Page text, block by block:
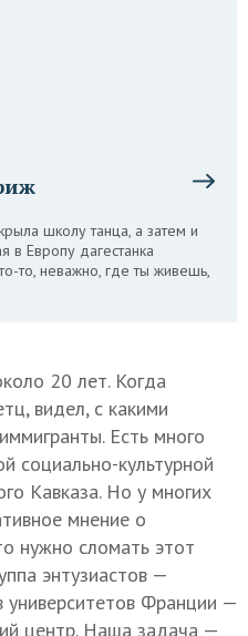
школу танца, а затем и
в Европу дагестанка
то, неважно, где ты живешь,
20 лет. Когда
видел, с какими
Есть много
социально-культурной
Кавказа. Но у многих
мнение о
нужно сломать этот
энтузиастов —
университетов Франции —
центр. Наша задача —